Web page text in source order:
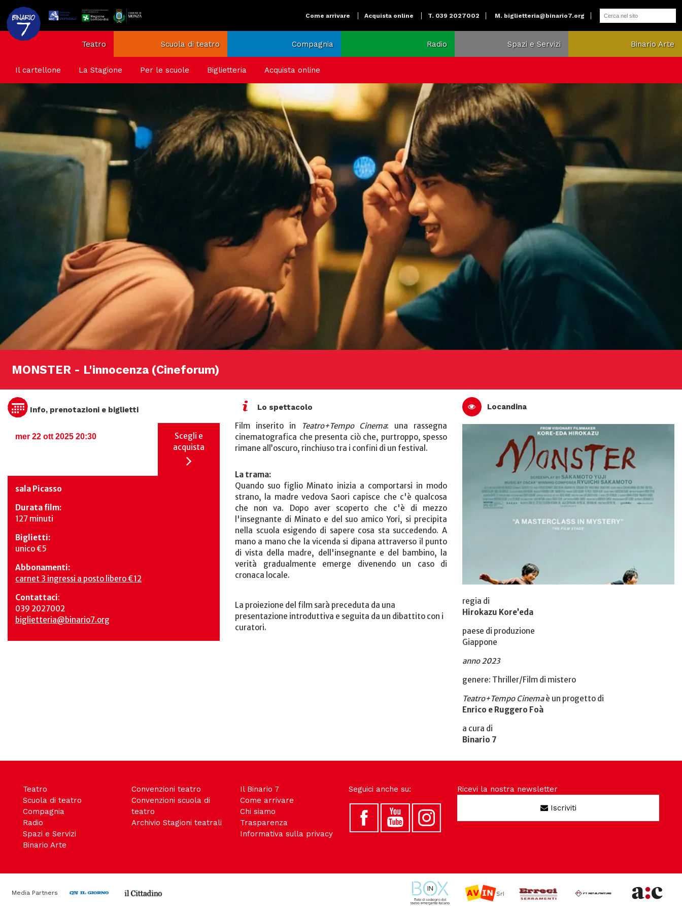
Come arrivare Acquista online T. 039 2027002 M. biglietteria@binario7.org
Teatro Scuola di teatro Compagnia Radio Spazi e Servizi Binario Arte
Il cartellone La Stagione Per le scuole Biglietteria Acquista online
MONSTER - L'innocenza (Cineforum)
Info, prenotazioni e biglietti
mer 22 ott 2025 20:30
Scegli e
acquista
sala Picasso
Durata film:
127 minuti
Biglietti:
unico €5
Abbonamenti:
carnet 3 ingressi a posto libero €12
Contattaci:
039 2027002
biglietteria@binario7.org
Lo spettacolo
Film inserito in Teatro+Tempo Cinema: una rassegna
cinematografica che presenta ciò che, purtroppo, spesso
rimane all’oscuro, rinchiuso tra i confini di un festival.
La trama:
Quando suo figlio Minato inizia a comportarsi in modo
strano, la madre vedova Saori capisce che c'è qualcosa
che non va. Dopo aver scoperto che c'è di mezzo
l'insegnante di Minato e del suo amico Yori, si precipita
nella scuola esigendo di sapere cosa sta succedendo. A
mano a mano che la vicenda si dipana attraverso il punto
di vista della madre, dell'insegnante e del bambino, la
verità gradualmente emerge divenendo un caso di
cronaca locale.
La proiezione del film sarà preceduta da una
presentazione introduttiva e seguita da un dibattito con i
curatori.
Locandina
regia di
Hirokazu Kore’eda
paese di produzione
Giappone
anno 2023
genere: Thriller/Film di mistero
Teatro+Tempo Cinemaè un progetto di
Enrico e Ruggero Foà
a cura di
Binario 7
Teatro
Scuola di teatro
Compagnia
Radio
Spazi e Servizi
Binario Arte
Convenzioni teatro
Convenzioni scuola di
teatro
Archivio Stagioni teatrali
Il Binario 7
Come arrivare
Chi siamo
Trasparenza
Informativa sulla privacy
Seguici anche su: Ricevi la nostra newsletter
Iscriviti
Media Partners